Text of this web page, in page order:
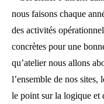
nous faisons chaque
des activités
concrètes pour une
qu’atelier nous allons
l’ensemble de nos sites,
le point sur la logique et